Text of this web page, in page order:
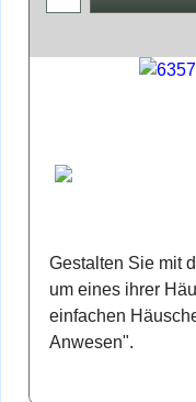
Gestalten Sie mit
um eines ihrer
einfachen
Anwesen".